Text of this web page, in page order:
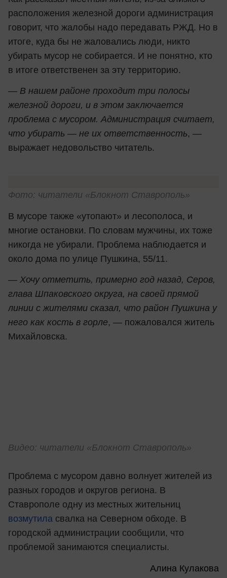
расположения железной дороги администрация
говорит, что жалобы надо передавать РЖД. Но в
итоге, куда бы не жаловались люди, никто
убирать мусор не собирается. И не понятно, кто
в итоге ответственен за эту территорию.
— В нашем районе проходит три полосы
железной дороги, и в этом заключается
проблема с мусором. Администрация считает,
что убирать — не их ответственность, —
выражает недовольство читатель.
Фото: читатели «Блокнот Ставрополь»
В мусоре также «утопают» и лесополоса, и
многие остановки. По словам мужчины, их тоже
никогда не убирали. Проблема наблюдается и
около дома по улице Пушкина, 55/11.
— Хочу отметить, примерно год назад, Серов,
глава Шпаковского округа, на своей прямой
линии с жителями сказал, что район Пушкина у
него как кость в горле, — пожаловался житель
Михайловска.
Видео: читатели «Блокнот Ставрополь»
Проблема с мусором давно волнует жителей из
разных городов и округов региона. В
Ставрополе одну из местных жительниц
возмутила свалка на Северном обходе. В
городской администрации сообщили, что
проблемой занимаются специалисты.
Алина Кулакова